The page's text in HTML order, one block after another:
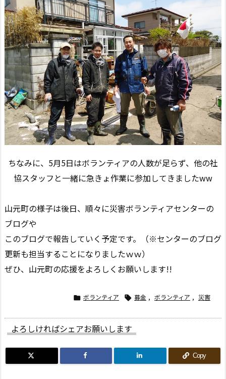
ちなみに、5月5日はボランティアの人数が足らず、他の社
協スタッフと一緒に急きょ作業に参加してきましたww
山元町の様子は後日、順々に災害ボランティアセンターの
ブログや
このブログで報告していく予定です。（※センターのブログ
更新も担当することになりましたｗｗ）
ぜひ、山元町の応援をよろしくお願いします!!
 ボランティア  募金 , ボランティア , 災害
よろしければシェアお願いします
Copy